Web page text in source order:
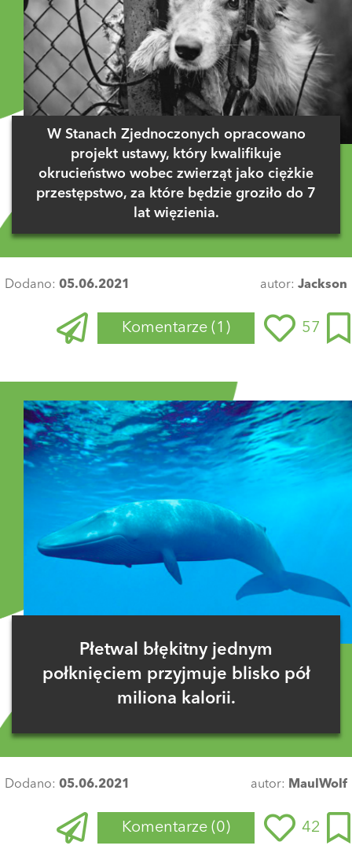
W Stanach Zjednoczonych opracowano
projekt ustawy, który kwalifikuje
okrucieństwo wobec zwierząt jako ciężkie
przestępstwo, za które będzie groziło do 7
lat więzienia.
Dodano: 05.06.2021 autor: Jackson
Komentarze (1) 57
WojciechPłóciennik 02 stycznia 2022 o 11:57
To i tak za krótko
ODPOWIEDZ
1 GŁOS
Płetwal błękitny jednym
połknięciem przyjmuje blisko pół
miliona kalorii.
Dodano: 05.06.2021 autor: MaulWolf
Komentarze (0) 42